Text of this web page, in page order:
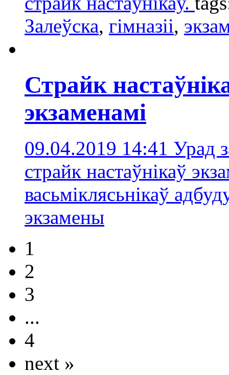
Залеўска, гімназіі,
Страйк
экзаменамі
09.04.2019 14:41 Урад
страйк настаўнікаў
васьміклясьнікаў
экзамены
1
2
3
...
4
next »